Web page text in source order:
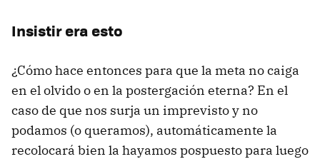
Insistir era esto
¿Cómo hace entonces para que la meta no caiga
en el olvido o en la postergación eterna? En el
caso de que nos surja un imprevisto y no
podamos (o queramos), automáticamente la
recolocará bien la hayamos pospuesto para luego